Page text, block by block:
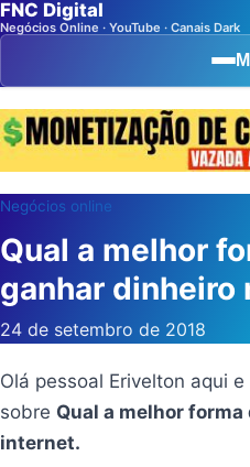
FNC Digital
Negócios Online · YouTube · Canais Dark
Negócios online
Qual a melhor
ganhar dinheiro
24 de setembro de 2018
Olá pessoal Erivelton aqui
sobre Qual a melhor
internet.